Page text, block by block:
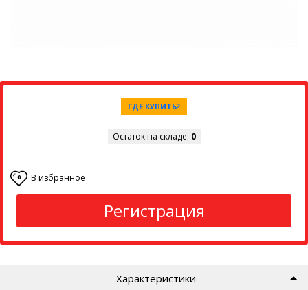
ГДЕ КУПИТЬ?
Остаток на складе: 0
0 В избранное
Регистрация
Характеристики